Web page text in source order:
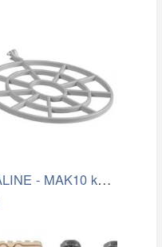
AQUALINE - MAK10 kotvící sada pro WC…